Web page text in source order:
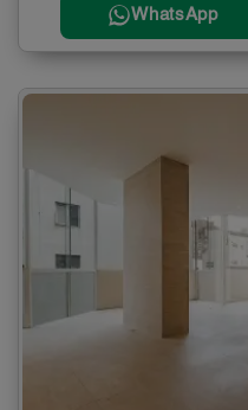
WhatsApp